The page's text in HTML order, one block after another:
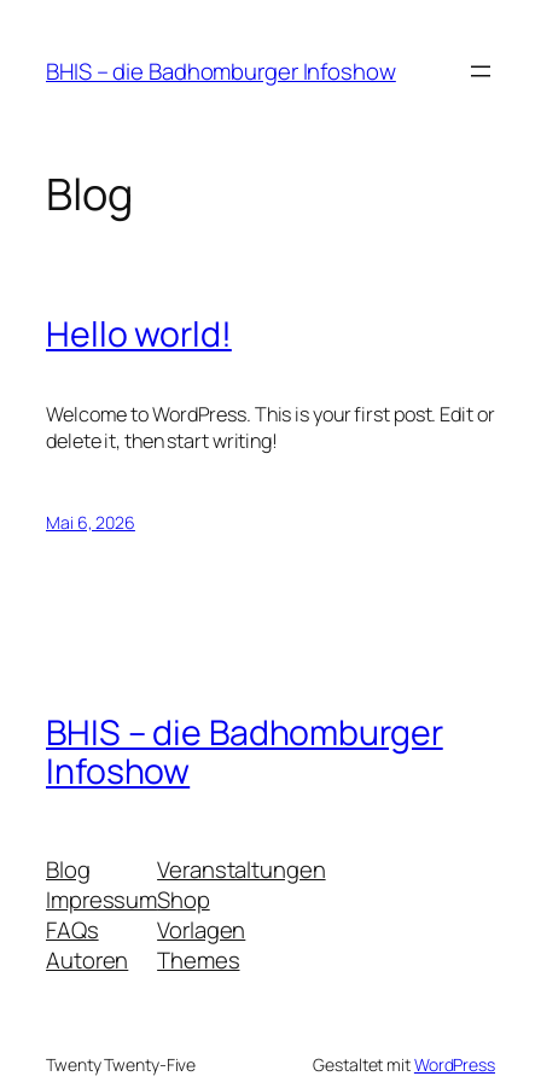
springen
BHIS – die Badhomburger Infoshow
Blog
Hello world!
Welcome to WordPress. This is your first post. Edit or
delete it, then start writing!
Mai 6, 2026
BHIS – die Badhomburger
Infoshow
Blog
Impressum
FAQs
Autoren
Veranstaltungen
Shop
Vorlagen
Themes
Twenty Twenty-Five Gestaltet mitWordPress